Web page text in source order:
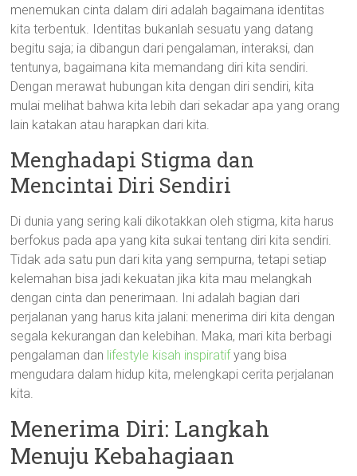
menemukan cinta dalam diri adalah bagaimana identitas
kita terbentuk. Identitas bukanlah sesuatu yang datang
begitu saja; ia dibangun dari pengalaman, interaksi, dan
tentunya, bagaimana kita memandang diri kita sendiri.
Dengan merawat hubungan kita dengan diri sendiri, kita
mulai melihat bahwa kita lebih dari sekadar apa yang orang
lain katakan atau harapkan dari kita.
Menghadapi Stigma dan
Mencintai Diri Sendiri
Di dunia yang sering kali dikotakkan oleh stigma, kita harus
berfokus pada apa yang kita sukai tentang diri kita sendiri.
Tidak ada satu pun dari kita yang sempurna, tetapi setiap
kelemahan bisa jadi kekuatan jika kita mau melangkah
dengan cinta dan penerimaan. Ini adalah bagian dari
perjalanan yang harus kita jalani: menerima diri kita dengan
segala kekurangan dan kelebihan. Maka, mari kita berbagi
pengalaman dan lifestyle kisah inspiratifyang bisa
mengudara dalam hidup kita, melengkapi cerita perjalanan
kita.
Menerima Diri: Langkah
Menuju Kebahagiaan